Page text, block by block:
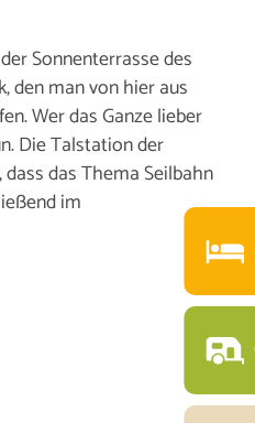
Sonnenterrasse des
den man von hier aus
Wer das Ganze lieber
Die Talstation der
das Thema Seilbahn
im